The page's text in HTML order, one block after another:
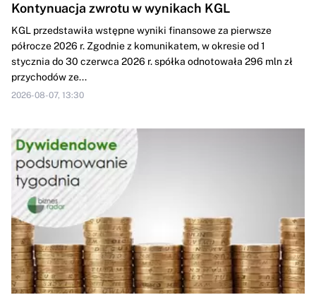
Kontynuacja zwrotu w wynikach KGL
KGL przedstawiła wstępne wyniki finansowe za pierwsze
półrocze 2026 r. Zgodnie z komunikatem, w okresie od 1
stycznia do 30 czerwca 2026 r. spółka odnotowała 296 mln zł
przychodów ze...
2026-08-07, 13:30